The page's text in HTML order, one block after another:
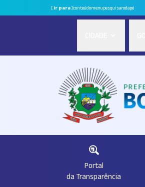
[Ir para]conteúdomenupesquisarodapé
Portal
da Transparência